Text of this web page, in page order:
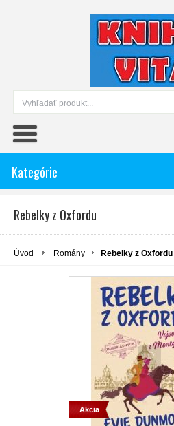
Kategórie
Rebelky z Oxfordu
Úvod Romány Rebelky z Oxfordu
Akcia